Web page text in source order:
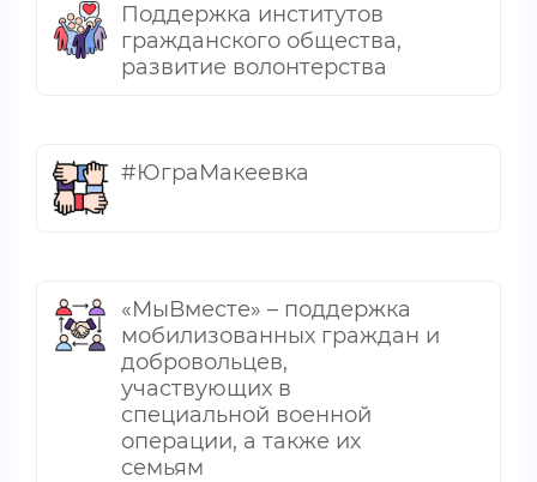
Поддержка институтов
гражданского общества,
развитие волонтерства
#ЮграМакеевка
«МыВместе» – поддержка
мобилизованных граждан и
добровольцев,
участвующих в
специальной военной
операции, а также их
семьям